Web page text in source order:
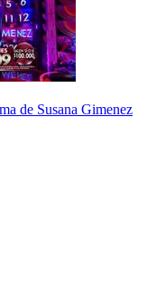
de Susana Gimenez